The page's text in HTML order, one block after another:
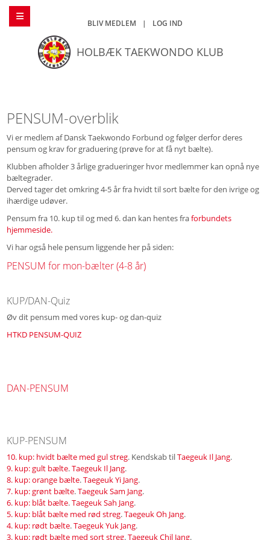
BLIV MEDLEM | LOG IND
HOLBÆK TAEKWONDO KLUB
PENSUM-overblik
Vi er medlem af Dansk Taekwondo Forbund og følger derfor deres
pensum og krav for graduering (prøve for at få nyt bælte).
Klubben afholder 3 årlige gradueringer hvor medlemmer kan opnå nye
bæltegrader.
Derved tager det omkring 4-5 år fra hvidt til sort bælte for den ivrige og
ihærdige udøver.
Pensum fra 10. kup til og med 6. dan kan hentes fraforbundets
hjemmeside.
Vi har også hele pensum liggende her på siden:
PENSUM for mon-bælter (4-8 år)
KUP/DAN-Quiz
Øv dit pensum med vores kup- og dan-quiz
HTKD PENSUM-QUIZ
DAN-PENSUM
KUP-PENSUM
10. kup: hvidt bælte med gul streg. Kendskab tilTaegeuk Il Jang.
9. kup: gult bælte.Taegeuk Il Jang.
8. kup: orange bælte.Taegeuk Yi Jang.
7. kup: grønt bælte.Taegeuk Sam Jang.
6. kup: blåt bælte.Taegeuk Sah Jang.
5. kup: blåt bælte med rød streg.Taegeuk Oh Jang.
4. kup: rødt bælte.Taegeuk Yuk Jang.
3. kup: rødt bælte med sort streg.Taegeuk Chil Jang.